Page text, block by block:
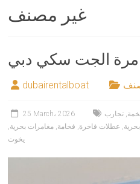
غير مصنف
الجت سكي دبي
dubairentalboat
25 March، 2026 , تجارب
, عطلات فاخرة, فخامة, مغامرات بحرية,
يخوت